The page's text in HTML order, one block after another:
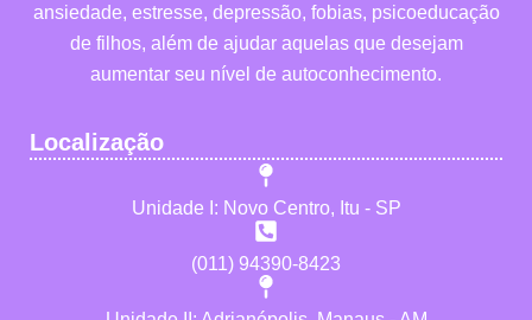
ansiedade, estresse, depressão, fobias, psicoeducação
de filhos, além de ajudar aquelas que desejam
aumentar seu nível de autoconhecimento.
Localização
Unidade I: Novo Centro, Itu - SP
(011) 94390-8423